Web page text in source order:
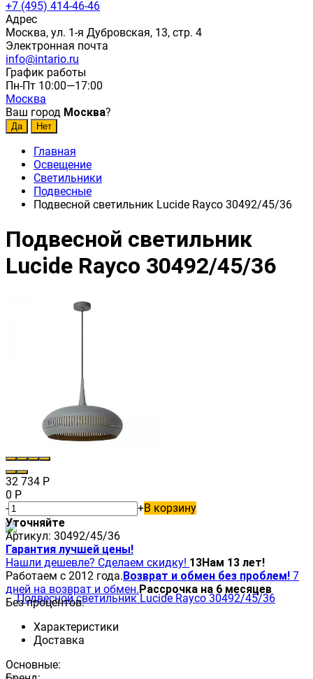
+7 (495) 414-46-46
Адрес
Москва, ул. 1-я Дубровская, 13, стр. 4
Электронная почта
info@intario.ru
График работы
Пн-Пт 10:00—17:00
Москва
Ваш город Москва?
Главная
Освещение
Светильники
Подвесные
Подвесной светильник Lucide Rayco 30492/45/36
Подвесной светильник
Lucide Rayco 30492/45/36
32 734 Р
0 Р
-
+В корзину
Уточняйте
Артикул: 30492/45/36
Гарантия лучшей цены!
Нашли дешевле? Сделаем скидку! 13Нам 13 лет!
Работаем с 2012 года.Возврат и обмен без проблем! 7
дней на возврат и обмен.Рассрочка на 6 месяцев
Без процентов.
Характеристики
Доставка
Основные: